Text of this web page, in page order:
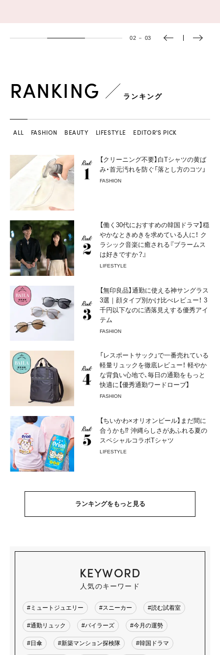
03 － 03
RANKING ランキング
ALL FASHION BEAUTY LIFESTYLE EDITOR'S PICK
【クリーニング不要】白Tシャツの黄ば
み・首元汚れを防ぐ「落とし方のコツ」
FASHION
【働く30代におすすめの韓国ドラマ】穏
やかなときめきを求めている人に！ ク
ラシック音楽に癒される『ブラームス
は好きですか？』
LIFESTYLE
【無印良品】通勤に使える神サングラス
3選｜顔タイプ別かけ比べレビュー！ 3
千円以下なのに洒落見えする優秀アイ
テム
FASHION
「レスポートサック」で一番売れている
軽量リュックを徹底レビュー！ 軽やか
な背負い心地で、毎日の通勤をもっと
快適に【優秀通勤ワードローブ】
FASHION
【ちいかわ×オリオンビール】まだ間に
合うかも⁉︎ 沖縄らしさがあふれる夏の
スペシャルコラボTシャツ
LIFESTYLE
ランキングをもっと見る
KEYWORD
人気のキーワード
#ミュートジュエリー #スニーカー #読む試着室
#通勤リュック #バイラーズ #今月の運勢
#日傘 #新築マンション探検隊 #韓国ドラマ